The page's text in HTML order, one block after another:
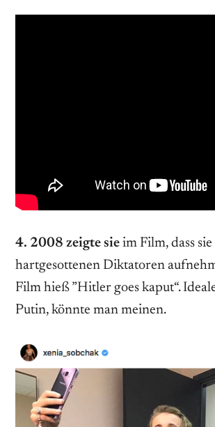
4. 2008 zeigte sie im Film, dass
hartgesottenen Diktatoren
Film hieß ”Hitler goes kaput“.
Putin, könnte man meinen.